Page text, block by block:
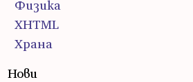
Физика
ХHTML
Храна
Нови